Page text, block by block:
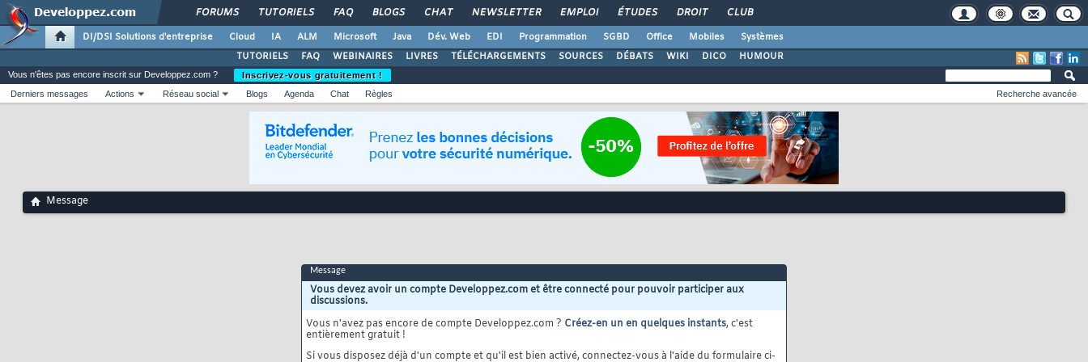
FORUMS TUTORIELS FAQ BLOGS CHAT NEWSLETTER EMPLOI ÉTUDES DROIT CLUB
DI/DSI Solutions d'entreprise Cloud IA ALM Microsoft Java Dév. Web EDI Programmation SGBD Office Mobiles
Systèmes
TUTORIELS
FAQ WEBINAIRES LIVRES TÉLÉCHARGEMENTS SOURCES DÉBATS WIKI DICO HUMOUR
Vous n'êtes pas encore inscrit sur Developpez.com ?
Inscrivez-vous gratuitement !
Derniers messages
Actions Réseau social Blogs Agenda Chat Règles Recherche avancée
Message
Message
Vous devez avoir un compte Developpez.com et être connecté pour pouvoir participer aux
discussions.
Vous n'avez pas encore de compte Developpez.com ? Créez-en un en quelques instants, c'est
entièrement gratuit !
Si vous disposez déjà d'un compte et qu'il est bien activé, connectez-vous à l'aide du formulaire ci-